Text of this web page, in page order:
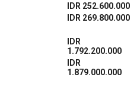
IDR 252.600.000
IDR 269.800.000
IDR
1.792.200.000
IDR
1.879.000.000